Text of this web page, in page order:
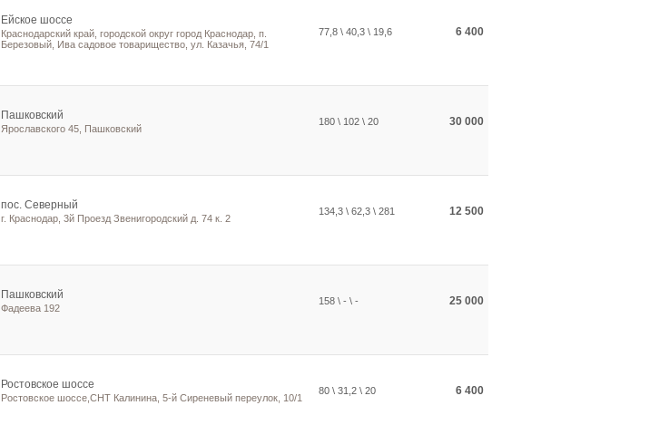
Ейское шоссе
Краснодарский край, городской округ город Краснодар, п.
Березовый, Ива садовое товарищество, ул. Казачья, 74/1
77,8 \ 40,3 \ 19,6 6 400
Пашковский
Ярославского 45, Пашковский
180 \ 102 \ 20 30 000
пос. Северный
г. Краснодар, 3й Проезд Звенигородский д. 74 к. 2
134,3 \ 62,3 \ 281 12 500
Пашковский
Фадеева 192
158 \ - \ - 25 000
Ростовское шоссе
Ростовское шоссе,СНТ Калинина, 5-й Сиреневый переулок, 10/1
80 \ 31,2 \ 20 6 400